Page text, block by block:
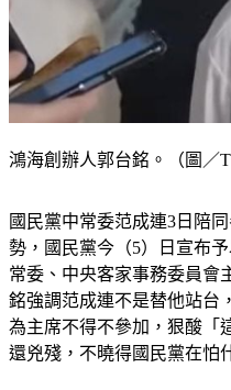
鴻海創辦人郭台銘。（圖／
國民黨中常委范成連3日陪
勢，國民黨今（5）日宣布
常委、中央客家事務委員會
銘強調范成連不是替他站台
為主席不得不參加，狠酸「
還兇殘，不曉得國民黨在怕